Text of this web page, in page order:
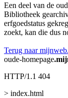
Een deel van de
Bibliotheek
erfgoedstatus
zoekt, kan die dus
Terug naar
oude-homepage
HTTP/1.1 404
> index.html